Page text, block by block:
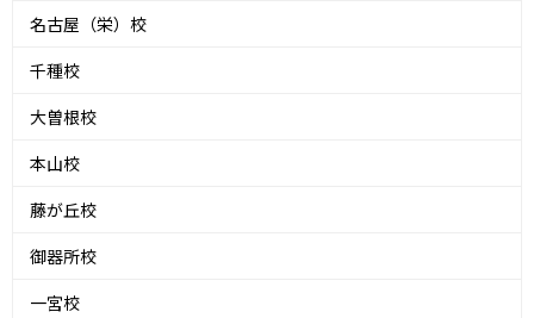
名古屋（栄）校
千種校
大曽根校
本山校
藤が丘校
御器所校
一宮校